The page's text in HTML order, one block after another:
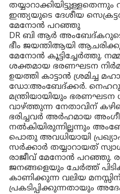
തയ്യാറാക്കിയിട്ടുള്ളതെന്നും
ഇന്ത്യയുടെ ദേശീയ
മേനോൻ പറഞ്ഞു
DR ബി ആർ അംബേദ്കറുടെ
ഭീം ജയന്തിആയി
മേനോൻ കൂട്ടിച്ചേർത്തു.
ശക്തമായ ഭരണഘടന
ഉയത്തി കാട്ടാൻ ശ്രമിച്ച
ഡോ:അംബേദ്ക്കർ.
മന്ത്രിയായിയും ഭരണഘടന
വാഴ്ത്തുന്ന നേതാവിന്
ഭരിച്ചവർ അർഹമായ
നൽകിയിരുന്നില്ലന്നും
പൊതു അവധിയായി
സർക്കാർ തയ്യാറായത്
രാജീവ് മേനോൻ പറഞ്ഞു.
ജനങ്ങളെയും ചേർത്ത്
കാണിക്കുന്ന വലിയ മനസ്സിന്
പ്രകടിപ്പിക്കുന്നതായും